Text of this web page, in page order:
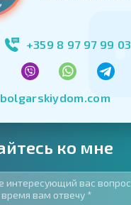
+359 8 97 97 99 03
ко мне